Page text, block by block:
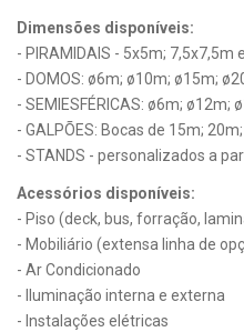
Dimensões disponíveis:
- PIRAMIDAIS - 5x5m; 7,5x7,5m
- DOMOS: ø6m; ø10m; ø15m;
- SEMIESFÉRICAS: ø6m; ø12m;
- GALPÕES: Bocas de 15m;
- STANDS - personalizados a
Acessórios disponíveis:
- Piso (deck, bus, forração,
- Mobiliário (extensa linha de
- Ar Condicionado
- Iluminação interna e externa
- Instalações elétricas